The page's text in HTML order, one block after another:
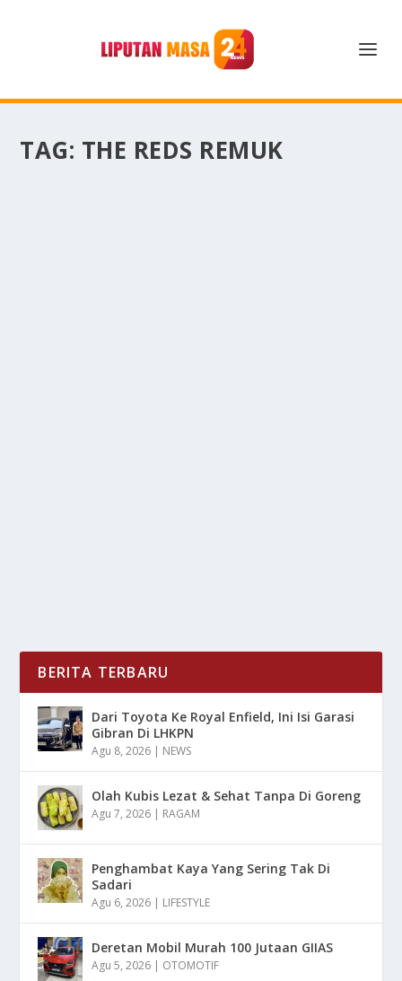
TAG: THE REDS REMUK
BERITA TERBARU
Dari Toyota Ke Royal Enfield, Ini Isi Garasi
Gibran Di LHKPN
Agu 8, 2026 | NEWS
Olah Kubis Lezat & Sehat Tanpa Di Goreng
Agu 7, 2026 | RAGAM
Penghambat Kaya Yang Sering Tak Di
Sadari
Agu 6, 2026 | LIFESTYLE
Deretan Mobil Murah 100 Jutaan GIIAS
Agu 5, 2026 | OTOMOTIF